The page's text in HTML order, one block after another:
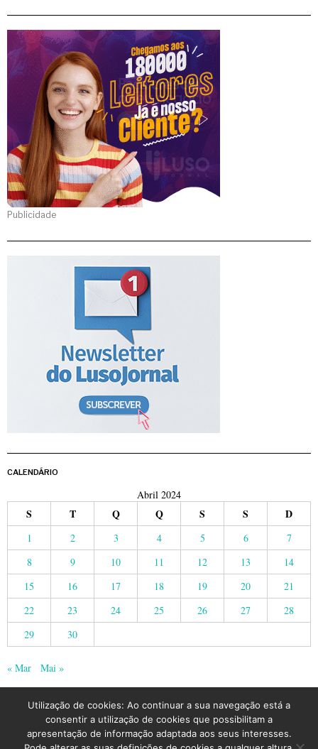
Publicidade
CALENDÁRIO
Abril 2024
S T Q Q S S D
1 2 3 4 5 6
7
8
9 10 11 12 13
14
15
16 17 18 19 20
21
22
23 24 25 26 27
28
29
30
« Mar Mai »
Utilização de cookies: Ao continuar a sua navegação está a
consentir a utilização de cookies que possibilitam a
apresentação de informação adaptada aos seus interesses.